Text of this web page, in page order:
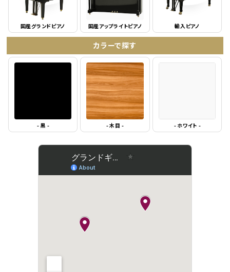
国産グランドピアノ 国産アップライトピアノ 輸入ピアノ
カラーで探す
- 黒 - - 木目 - - ホワイト -